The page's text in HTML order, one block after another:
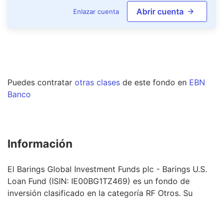
Enlazar cuenta Abrir cuenta
Puedes contratar otras clases de este fondo en EBN
Banco
Información
El Barings Global Investment Funds plc - Barings U.S.
Loan Fund (ISIN: IE00BG1TZ469) es un fondo de
inversión clasificado en la categoría RF Otros. Su